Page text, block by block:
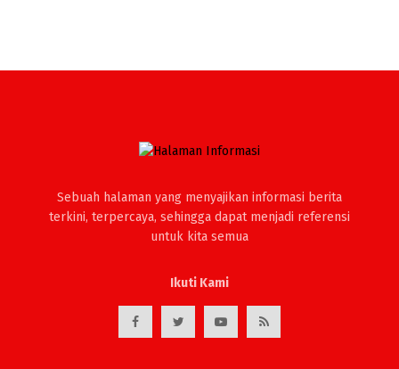
Sebuah halaman yang menyajikan informasi berita
terkini, terpercaya, sehingga dapat menjadi referensi
untuk kita semua
Ikuti Kami